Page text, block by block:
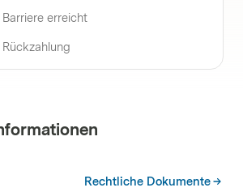
Barriere erreicht
Rückzahlung
Rechtliche Dokumente